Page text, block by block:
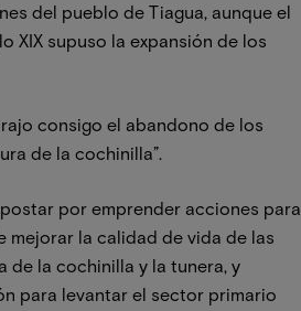
del pueblo de Tiagua, aunque el
XIX supuso la expansión de los
consigo el abandono de los
de la cochinilla”.
por emprender acciones para
la calidad de vida de las
de la cochinilla y la tunera, y
para levantar el sector primario